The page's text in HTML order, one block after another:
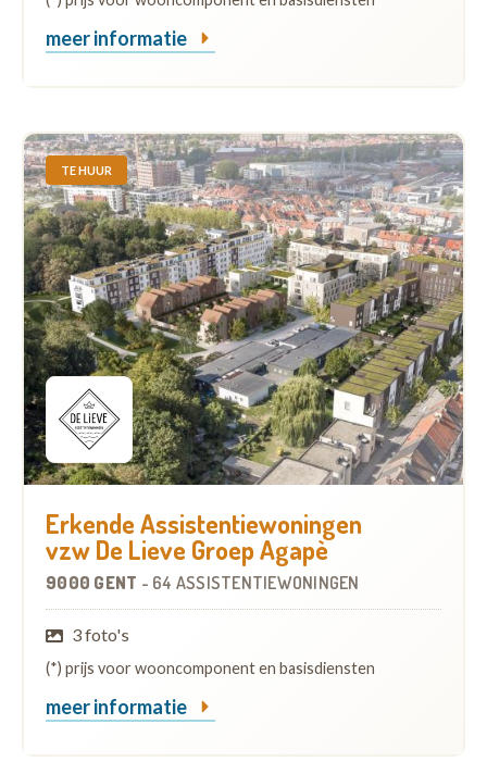
meer informatie
TE HUUR
Erkende Assistentiewoningen
vzw De Lieve Groep Agapè
9000 GENT - 64 ASSISTENTIEWONINGEN
3 foto's
(*) prijs voor wooncomponent en basisdiensten
meer informatie